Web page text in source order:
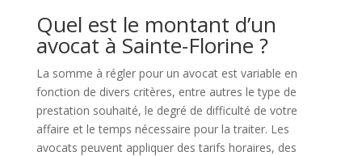
Quel est le montant d’un
avocat à Sainte-Florine ?
La somme à régler pour un avocat est variable en
fonction de divers critères, entre autres le type de
prestation souhaité, le degré de difficulté de votre
affaire et le temps nécessaire pour la traiter. Les
avocats peuvent appliquer des tarifs horaires, des